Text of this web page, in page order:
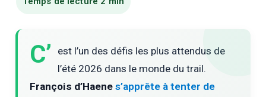
C’
est l’un des défis les plus attendus de
l’été 2026 dans le monde du trail.
François d’Haene s’apprête à tenter de